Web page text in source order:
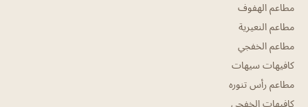
مطاعم الهفوف
مطاعم النعيرية
مطاعم الخفجي
كافيهات سيهات
مطاعم رأس تنوره
كافيهات الخفجي